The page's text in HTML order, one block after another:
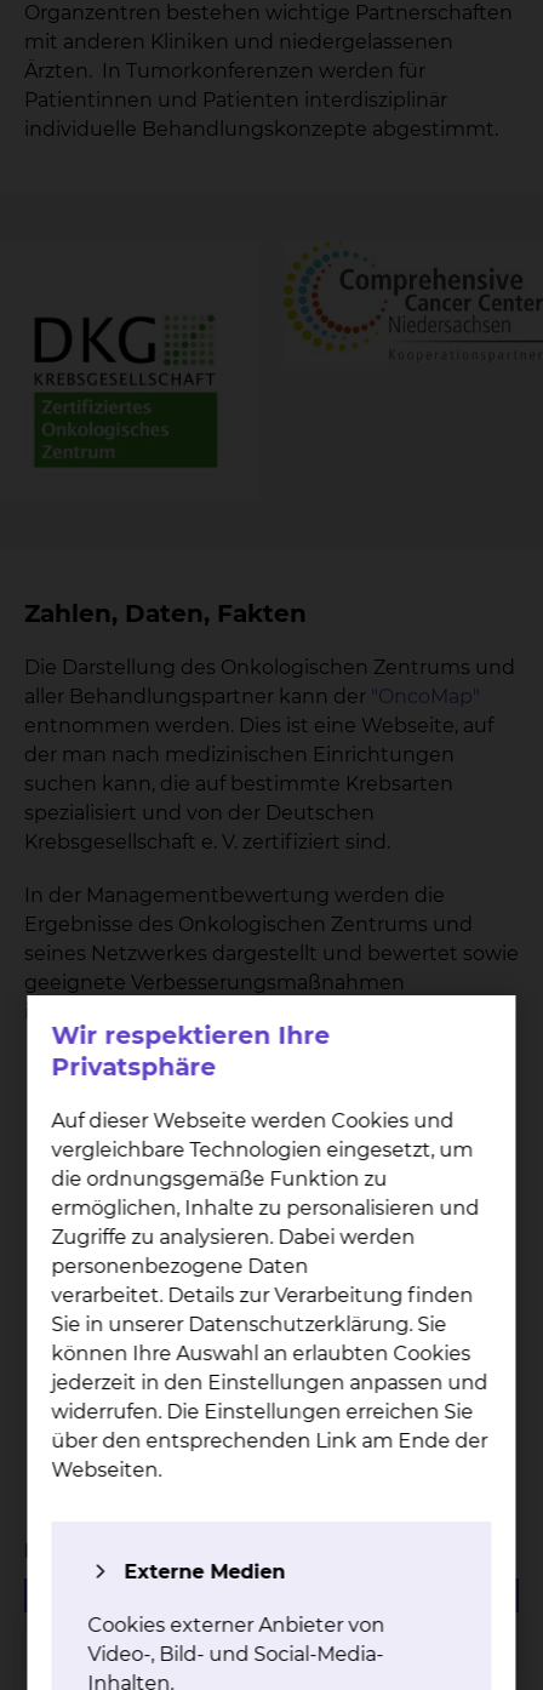
Organzentren bestehen wichtige Partnerschaften
mit anderen Kliniken und niedergelassenen
Ärzten. In Tumorkonferenzen werden für
Patientinnen und Patienten interdisziplinär
individuelle Behandlungskonzepte abgestimmt.
Zahlen, Daten, Fakten
Die Darstellung des Onkologischen Zentrums und
aller Behandlungspartner kann der "OncoMap"
entnommen werden. Dies ist eine Webseite, auf
der man nach medizinischen Einrichtungen
suchen kann, die auf bestimmte Krebsarten
spezialisiert und von der Deutschen
Krebsgesellschaft e. V. zertifiziert sind.
In der Managementbewertung werden die
Ergebnisse des Onkologischen Zentrums und
seines Netzwerkes dargestellt und bewertet sowie
geeignete Verbesserungsmaßnahmen
14
DKG zertifizierte Zentren
32
Onkologische Fachpflegekräfte + 2 Breast Care
Nurses
3466
Patienten wurden in Tumorkonferenzen
Managementbewertungen
Managementbewertung 2025
Wir respektieren Ihre
Privatsphäre
Auf dieser Webseite werden Cookies und
vergleichbare Technologien eingesetzt, um
die ordnungsgemäße Funktion zu
ermöglichen, Inhalte zu personalisieren und
Zugriffe zu analysieren. Dabei werden
personenbezogene Daten
verarbeitet. Details zur Verarbeitung finden
Sie in unserer Datenschutzerklärung. Sie
können Ihre Auswahl an erlaubten Cookies
jederzeit in den Einstellungen anpassen und
widerrufen. Die Einstellungen erreichen Sie
über den entsprechenden Link am Ende der
Webseiten.
Externe Medien
Cookies externer Anbieter von
Video-, Bild- und Social-Media-
Inhalten.